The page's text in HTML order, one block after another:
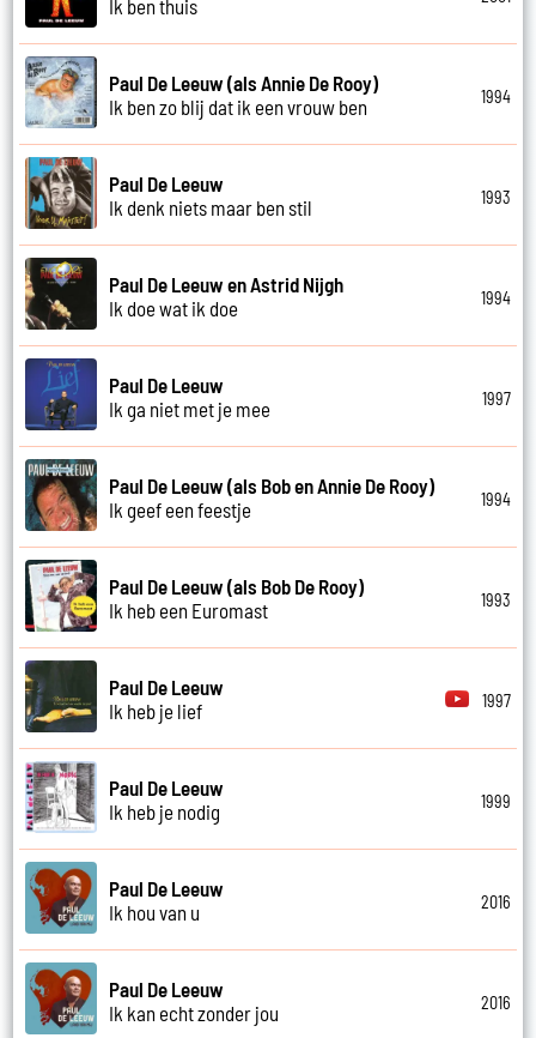
Ik ben thuis
Paul De Leeuw (als Annie De Rooy)
Ik ben zo blij dat ik een vrouw ben
1994
Paul De Leeuw
Ik denk niets maar ben stil
1993
Paul De Leeuw en Astrid Nijgh
Ik doe wat ik doe
1994
Paul De Leeuw
Ik ga niet met je mee
1997
Paul De Leeuw (als Bob en Annie De Rooy)
Ik geef een feestje
1994
Paul De Leeuw (als Bob De Rooy)
Ik heb een Euromast
1993
Paul De Leeuw
Ik heb je lief
1997
Paul De Leeuw
Ik heb je nodig
1999
Paul De Leeuw
Ik hou van u
2016
Paul De Leeuw
Ik kan echt zonder jou
2016